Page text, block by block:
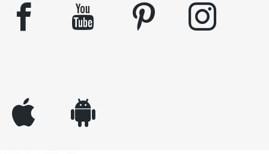
facebook youtube pinterest instagram
appleinc android